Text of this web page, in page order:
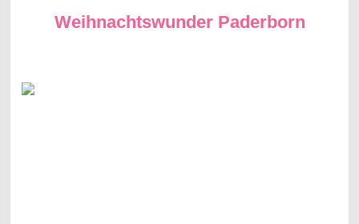
Weihnachtswunder Paderborn